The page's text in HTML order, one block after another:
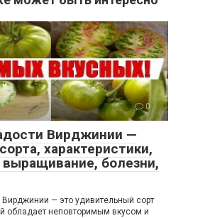
0
Вирджинии —
характеристики,
выращивание, болезни,
— это удивительный сорт
обладает неповторимым вкусом и